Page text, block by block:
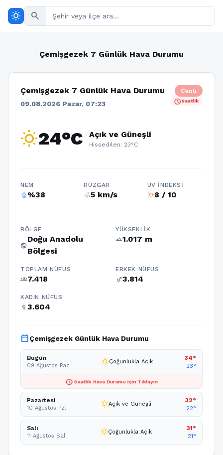
wb_sunny search
Çemişgezek 7 Günlük Hava Durumu
Çemişgezek 7 Günlük Hava Durumu
09.08.2026 Pazar, 07:23
Canlı
scheduleSaatlik
wb_sunny24°C Açık ve Güneşli
Hissedilen: 23°C
NEM
humidity_percentage%38
RÜZGAR
air5 km/s
UV İNDEKSI
wb_sunny8 / 10
BÖLGE
public
Doğu Anadolu
Bölgesi
YÜKSEKLIK
terrain1.017 m
TOPLAM NÜFUS
groups7.418
ERKEK NÜFUS
male3.814
KADIN NÜFUS
female 3.604
calendar_todayÇemişgezek Günlük Hava Durumu
Bugün
09 Ağustos Paz wb_sunnyÇoğunlukla Açık
34°
23°
schedule Saatlik Hava Durumu için Tıklayın
Pazartesi
10 Ağustos Pzt wb_sunnyAçık ve Güneşli
32°
22°
Salı
11 Ağustos Sal wb_sunnyÇoğunlukla Açık
31°
21°